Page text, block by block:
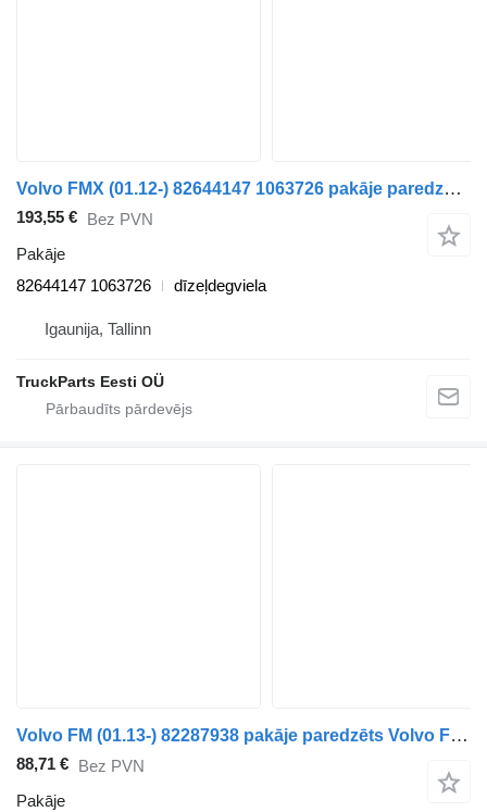
Volvo FMX (01.12-) 82644147 1063726 pakāje paredzēts Volvo FM7-FM12, FM, FMX (1998-2014) vilcēja
193,55 € Bez PVN
Pakāje
82644147 1063726
dīzeļdegviela
Igaunija, Tallinn
TruckParts Eesti OÜ
Volvo FM (01.13-) 82287938 pakāje paredzēts Volvo FH, FM, FMX-4 series (2013-) vilcēja
88,71 € Bez PVN
Pakāje